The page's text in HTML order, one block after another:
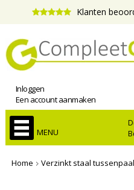
Klanten
Inloggen
Een account aanmaken
MENU
Home Verzinkt staal tussenpaal